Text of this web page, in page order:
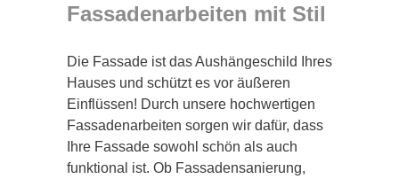
Fassadenarbeiten mit Stil
Die Fassade ist das Aushängeschild Ihres
Hauses und schützt es vor äußeren
Einflüssen! Durch unsere hochwertigen
Fassadenarbeiten sorgen wir dafür, dass
Ihre Fassade sowohl schön als auch
funktional ist. Ob Fassadensanierung,